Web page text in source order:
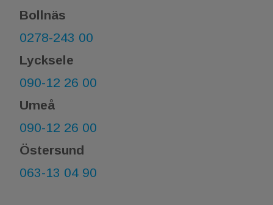
Bollnäs
0278-243 00
Lycksele
090-12 26 00
Umeå
090-12 26 00
Östersund
063-13 04 90